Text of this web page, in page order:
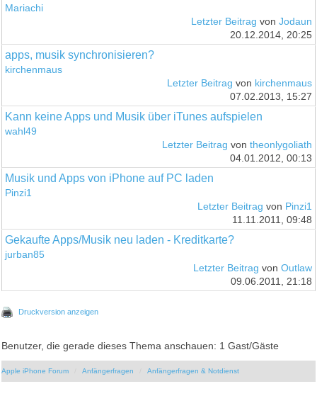
Mariachi
Letzter Beitrag von Jodaun
20.12.2014, 20:25
apps, musik synchronisieren?
kirchenmaus
Letzter Beitrag von kirchenmaus
07.02.2013, 15:27
Kann keine Apps und Musik über iTunes aufspielen
wahl49
Letzter Beitrag von theonlygoliath
04.01.2012, 00:13
Musik und Apps von iPhone auf PC laden
Pinzi1
Letzter Beitrag von Pinzi1
11.11.2011, 09:48
Gekaufte Apps/Musik neu laden - Kreditkarte?
jurban85
Letzter Beitrag von Outlaw
09.06.2011, 21:18
Druckversion anzeigen
Benutzer, die gerade dieses Thema anschauen: 1 Gast/Gäste
Apple iPhone Forum Anfängerfragen Anfängerfragen & Notdienst